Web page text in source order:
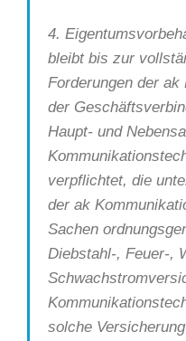
4.
bleibt bis zur
Forderungen der
der
Haupt- und
verpflichtet, die
der ak
Sachen
Diebstahl-, Feuer-,
solche